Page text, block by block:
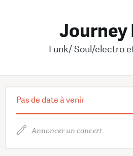
Journey
Funk/ Soul/electro
Pas de date à venir
Annoncer un concert